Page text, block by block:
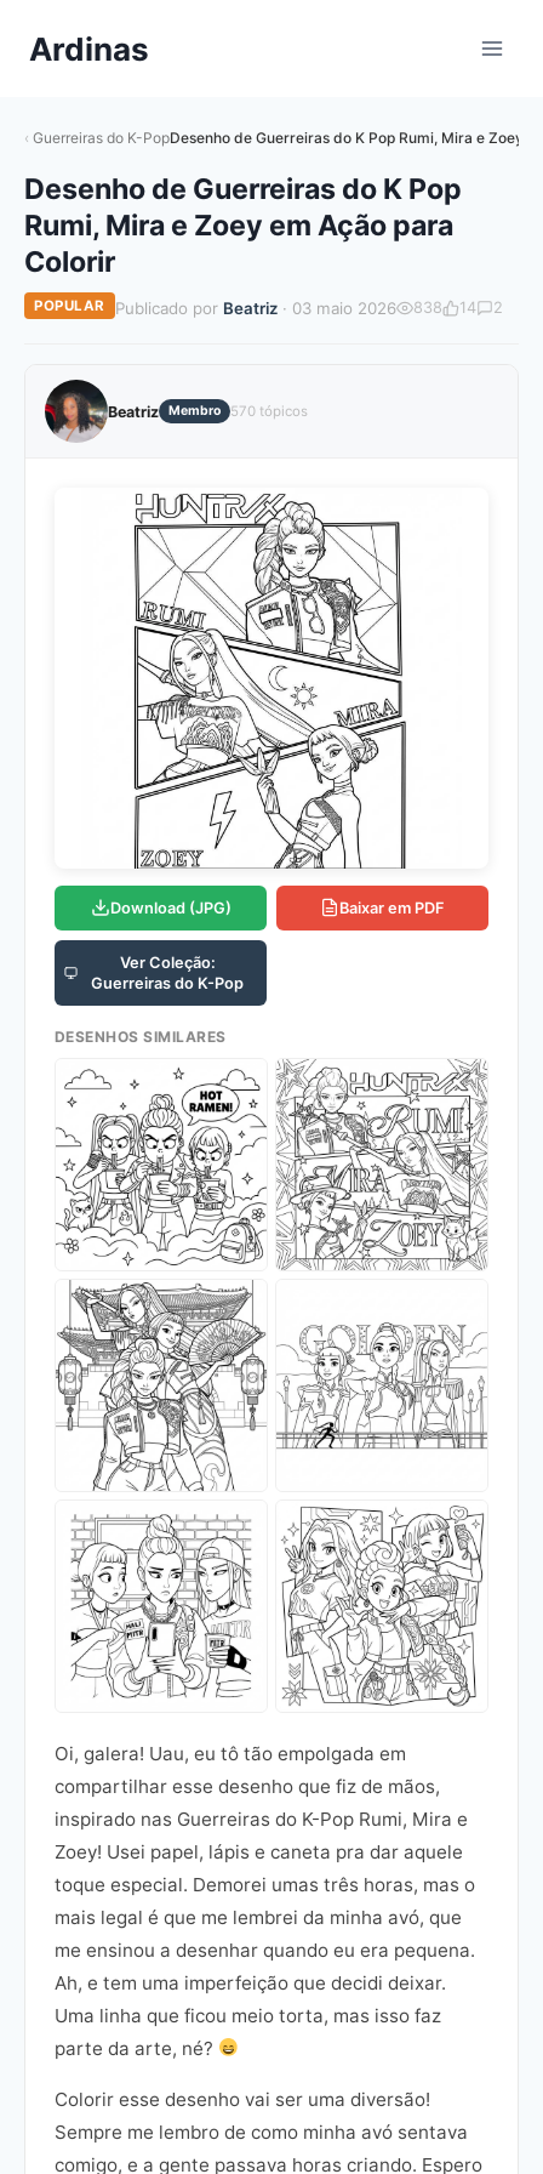
paraArdinas
Guerreiras do K-PopDesenho de Guerreiras do K Pop Rumi, Mira e Zoey
Desenho de Guerreiras do K Pop
Rumi, Mira e Zoey em Ação para
Colorir
POPULAR Publicado por Beatriz· 03 maio 2026 838 14 2
Beatriz Membro 570 tópicos
Download (JPG) Baixar em PDF
Ver Coleção:
Guerreiras do K-Pop
DESENHOS SIMILARES
Oi, galera! Uau, eu tô tão empolgada em
compartilhar esse desenho que fiz de mãos,
inspirado nas Guerreiras do K-Pop Rumi, Mira e
Zoey! Usei papel, lápis e caneta pra dar aquele
toque especial. Demorei umas três horas, mas o
mais legal é que me lembrei da minha avó, que
me ensinou a desenhar quando eu era pequena.
Ah, e tem uma imperfeição que decidi deixar.
Uma linha que ficou meio torta, mas isso faz
parte da arte, né?
Colorir esse desenho vai ser uma diversão!
Sempre me lembro de como minha avó sentava
comigo, e a gente passava horas criando. Espero